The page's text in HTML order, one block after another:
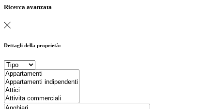
Ricerca avanzata
Dettagli della proprietà: